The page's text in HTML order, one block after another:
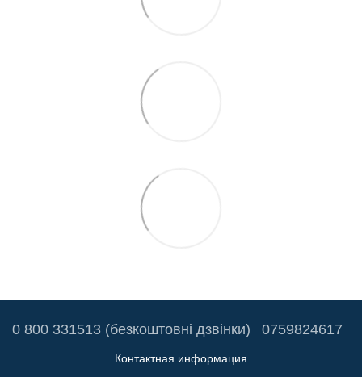
0 800 331513 (безкоштовні дзвінки) 0759824617
Контактная информация